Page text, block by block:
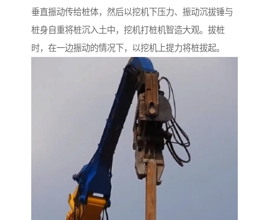
垂直振动传给桩体，然后以挖机下压力、振动沉拔锤与
桩身自重将桩沉入土中，挖机打桩机智造大观。拔桩
时，在一边振动的情况下，以挖机上提力将桩拔起。